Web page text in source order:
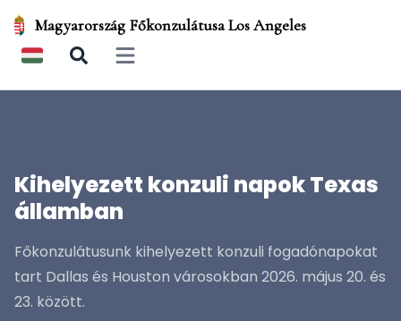
Magyarország Főkonzulátusa Los Angeles
Open main menu
Kihelyezett konzuli napok Texas
államban
Főkonzulátusunk kihelyezett konzuli fogadónapokat
tart Dallas és Houston városokban 2026. május 20. és
23. között.